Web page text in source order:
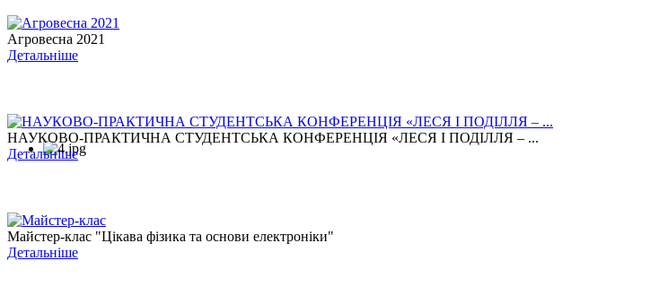
Агровесна 2021
Детальніше
НАУКОВО-ПРАКТИЧНА СТУДЕНТСЬКА КОНФЕРЕНЦІЯ «ЛЕСЯ І ПОДІЛЛЯ – ...
Детальніше
Майстер-клас "Цікава фізика та основи електроніки"
Детальніше